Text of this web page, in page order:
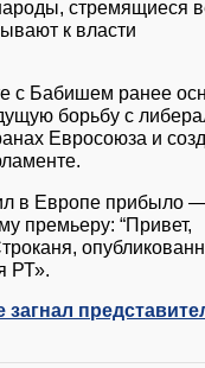
стремящиеся
к власти
с Бабишем ранее
борьбу с
Евросоюза и
в Европе прибыло
премьеру: “Привет,
РТ».
загнал